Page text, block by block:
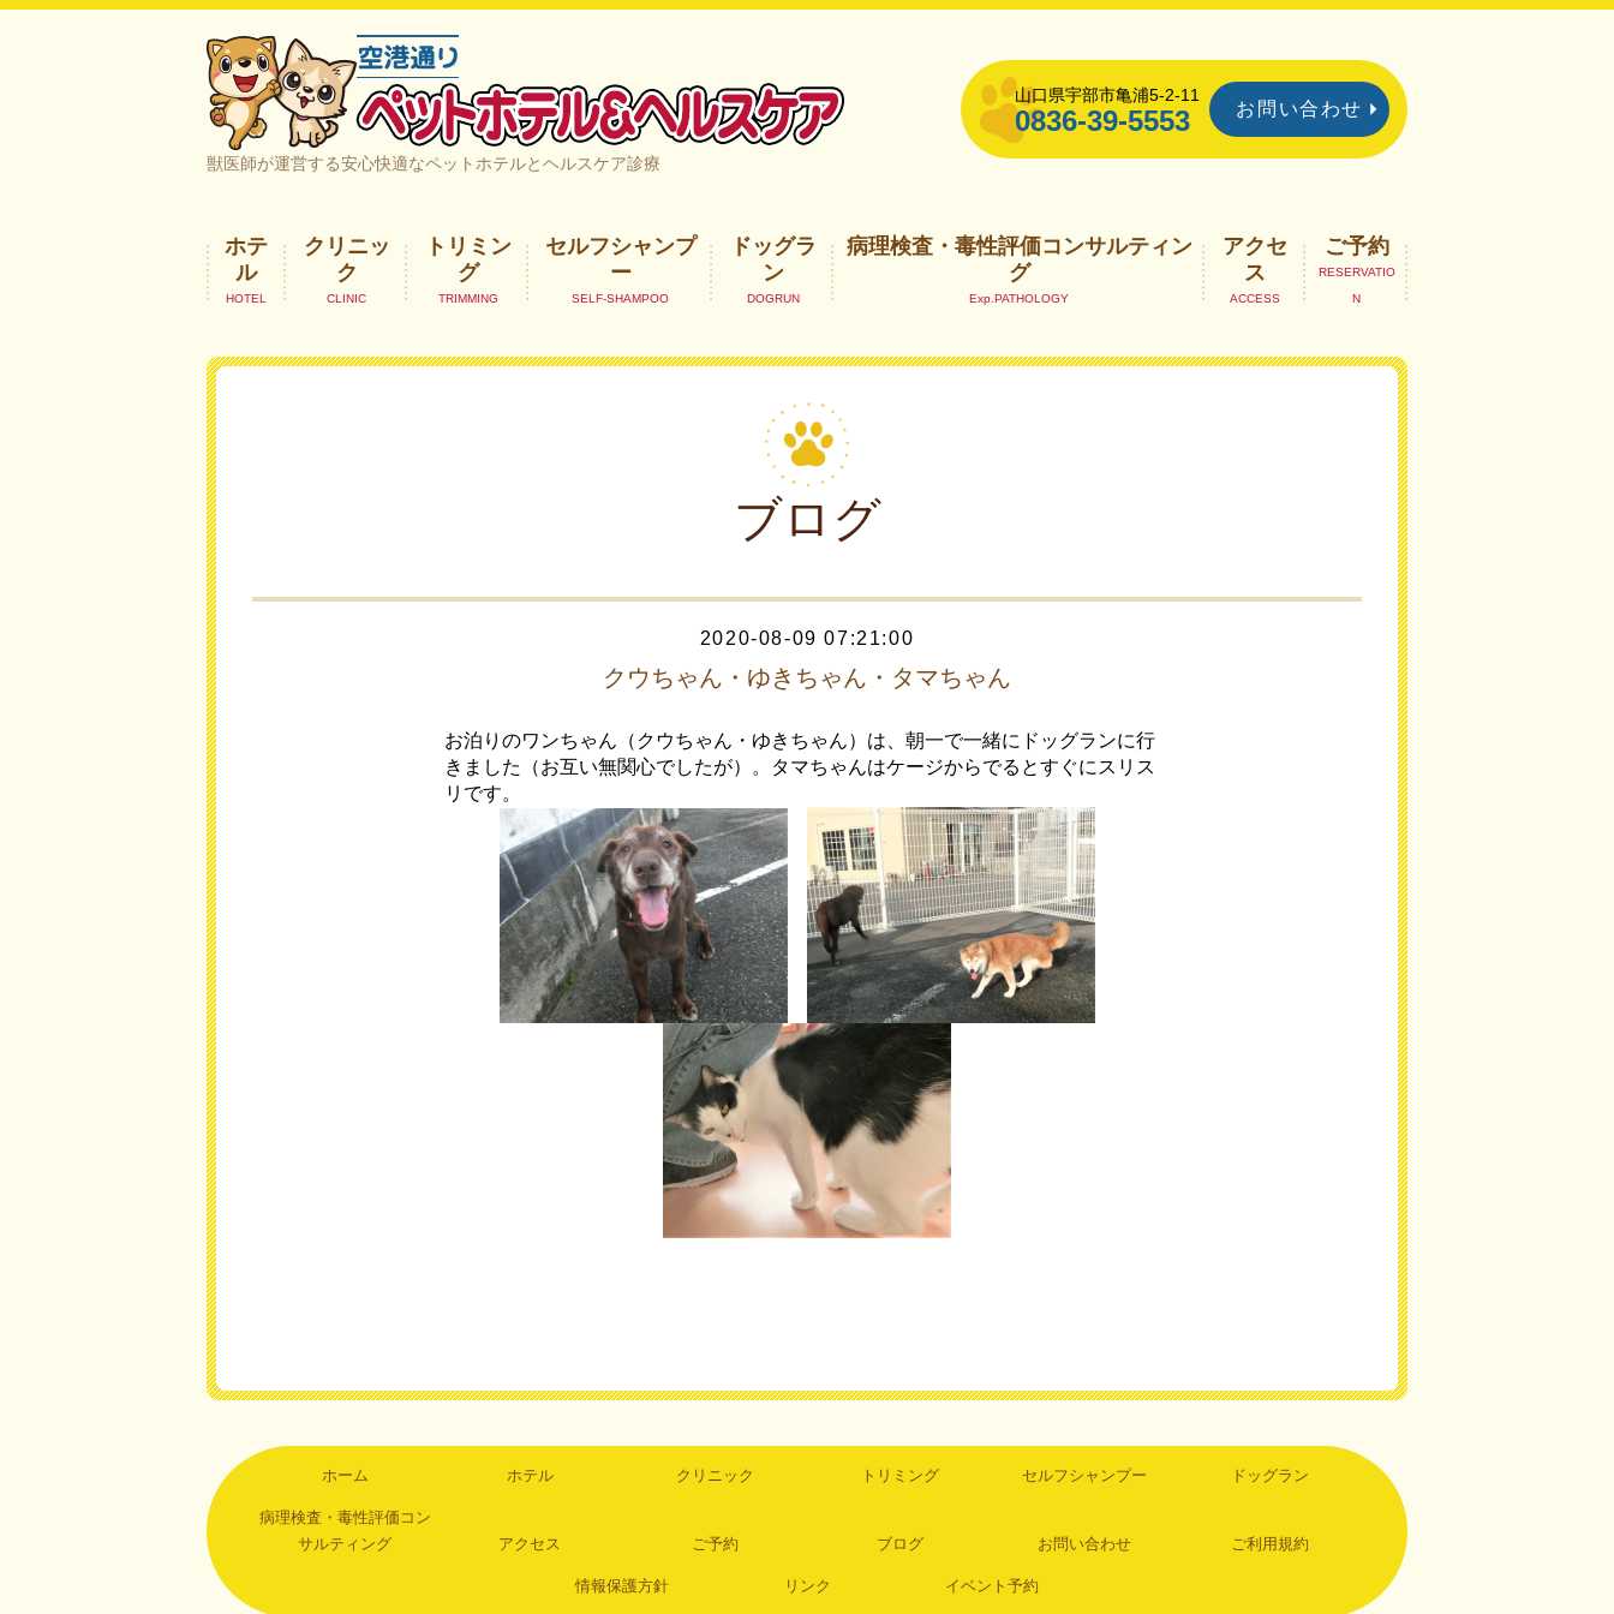
空港通りペットホテル＆ヘルスケア｜山口県宇部市
獣医師が運営する安心快適なペットホテルとヘルスケア診療
山口県宇部市亀浦5-2-11
0836-39-5553 お問い合わせ
ホテ
ル
クリニッ
ク
トリミン
グ
セルフシャンプ
ー
ドッグラ
ン
病理検査・毒性評価コンサルティン
グ
アクセ
ス
ご予約
ブログ
2020-08-09 07:21:00
クウちゃん・ゆきちゃん・タマちゃん
お泊りのワンちゃん（クウちゃん・ゆきちゃん）は、朝一で一緒にドッグランに行
きました（お互い無関心でしたが）。タマちゃんはケージからでるとすぐにスリス
リです。
ホーム ホテル クリニック トリミング セルフシャンプー ドッグラン
病理検査・毒性評価コン
サルティング
アクセス ご予約 ブログ お問い合わせ ご利用規約
情報保護方針 リンク イベント予約